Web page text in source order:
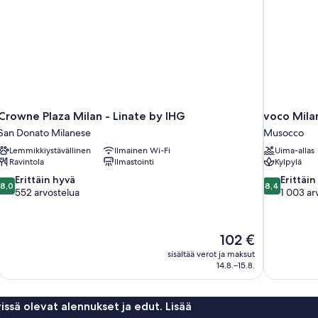
Plaza Milan - Linate by IHG
Donato Milanese
Lemmikkiystävällinen
Ilmainen Wi-Fi
Ravintola
Ilmastointi
8,0 Erittäin hyvä
552 arvostelua
Hinta
on
102 €
102 €
sisältää verot ja maksut
14.8.–15.8.
voco
Musocco
Uima-allas
Kylpylä
8.4
kautta
8,4Erittäin
1 003
olevat alennukset ja edut. Lisää